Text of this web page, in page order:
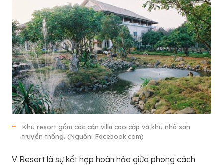
Khu resort gồm các căn villa cao cấp và khu nhà sàn
truyền thống. (Nguồn: Facebook.com)
V Resort là sự kết hợp hoàn hảo giữa phong cách